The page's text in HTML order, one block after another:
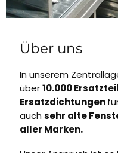
Über uns
In unserem
über10.000
Ersatzdichtungen
auch sehr alte
aller Marken.